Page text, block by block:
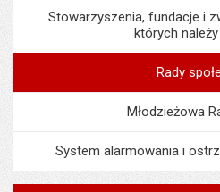
Stowarzyszenia, fundacje i
których należy
Rady
Młodzieżowa
System alarmowania i